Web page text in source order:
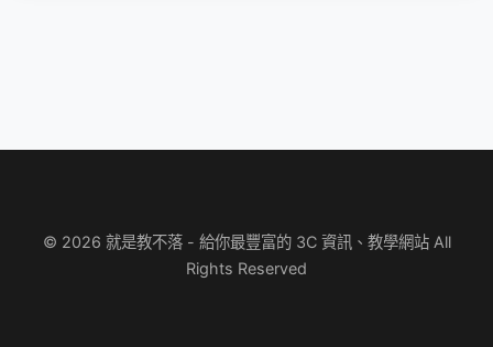
© 2026 就是教不落 - 給你最豐富的 3C 資訊、教學網站 All
Rights Reserved